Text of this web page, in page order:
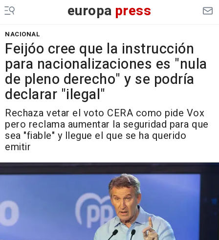
europa press
NACIONAL
Feijóo cree que la instrucción
para nacionalizaciones es "nula
de pleno derecho" y se podría
declarar "ilegal"
Rechaza vetar el voto CERA como pide Vox
pero reclama aumentar la seguridad para que
sea "fiable" y llegue el que se ha querido
emitir